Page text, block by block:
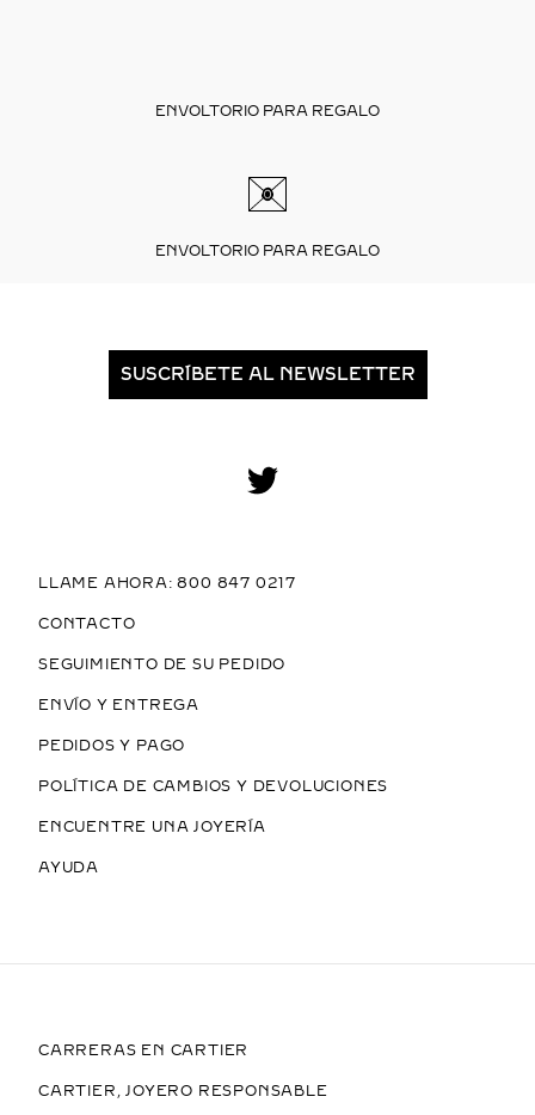
ENVOLTORIO PARA REGALO
ENVOLTORIO PARA REGALO
SUSCRÍBETE AL NEWSLETTER
LLAME AHORA: 800 847 0217
CONTACTO
SEGUIMIENTO DE SU PEDIDO
ENVÍO Y ENTREGA
PEDIDOS Y PAGO
POLÍTICA DE CAMBIOS Y DEVOLUCIONES
ENCUENTRE UNA JOYERÍA
AYUDA
CARRERAS EN CARTIER
CARTIER, JOYERO RESPONSABLE